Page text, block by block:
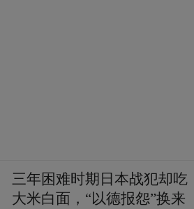
三年困难时期日本战犯却吃
大米白面，“以德报怨”换来